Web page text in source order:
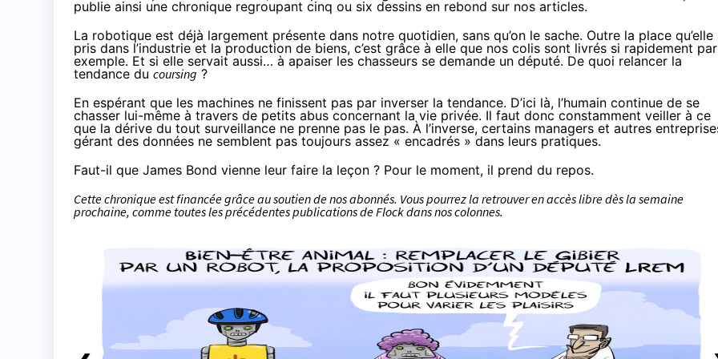
publie ainsi une chronique regroupant cinq ou six dessins en rebond sur nos articles.
La robotique est déjà largement présente dans notre quotidien, sans qu’on le sache. Outre la place qu’elle
pris dans l’industrie et la production de biens, c’est grâce à elle que nos colis sont livrés si rapidement par
exemple. Et si elle servait aussi… à apaiser les chasseurs se demande un député. De quoi relancer la
tendance du coursing ?
En espérant que les machines ne finissent pas par inverser la tendance. D’ici là, l’humain continue de se
chasser lui-même à travers de petits abus concernant la vie privée. Il faut donc constamment veiller à ce
que la dérive du tout surveillance ne prenne pas le pas. À l’inverse, certains managers et autres
gérant des données ne semblent pas toujours assez « encadrés » dans leurs pratiques.
Faut-il que James Bond vienne leur faire la leçon ? Pour le moment, il prend du repos.
Cette chronique est financée grâce au soutiende nos abonnés. Vous pourrez la retrouver en accès libre dès la semaine
prochaine, comme toutes les précédentes publications de Flockdans nos colonnes.